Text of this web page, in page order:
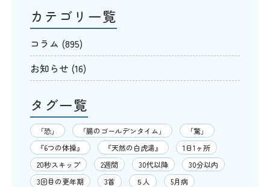
カテゴリ一覧
コラム (895)
お知らせ (16)
タグ一覧
「恐」 「腸のゴールデンタイム」
「驚」
『6つの体操』
『天然の白虎湯』
1日1ヶ所
20秒スキップ
2週間 30代以降
30分以内
3回目の更年期
3首 ５人
5月病